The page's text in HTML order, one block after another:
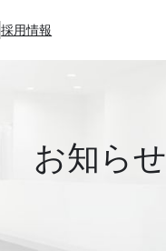
採用情報
お知らせ